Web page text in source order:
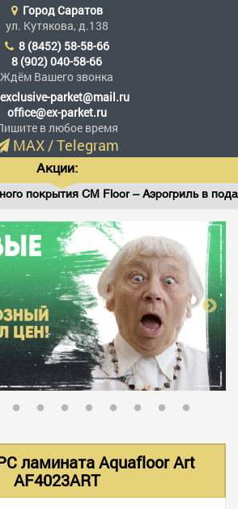
ГородСаратов
ул. Кутякова, д.138
8 (8452) 58-58-66
8 (902) 040-58-66
Ждём Вашего звонка
exclusive-parket@mail.ru
office@ex-parket.ru
в любое время
MAX/Telegram
Акции:
покрытия CM Floor – Аэрогриль в
ламината Aquafloor Art
AF4023ART